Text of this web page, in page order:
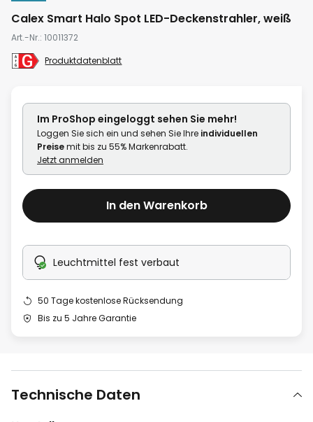
Zum
Bildgalerie
Calex Smart Halo Spot LED-Deckenstrahler, weiß
Art.-Nr. 10011372
Produktdatenblatt
Im ProShop eingeloggt sehen Sie mehr!
Loggen Sie sich ein und sehen Sie Ihre individuellen
Preisemit bis zu 55% Markenrabatt.
Jetzt anmelden
In den Warenkorb
Leuchtmittel fest verbaut
50 Tage kostenlose Rücksendung
Bis zu 5 Jahre Garantie
Technische Daten